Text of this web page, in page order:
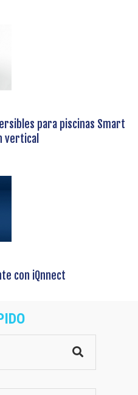
para piscinas Smart
vertical
con iQnnect